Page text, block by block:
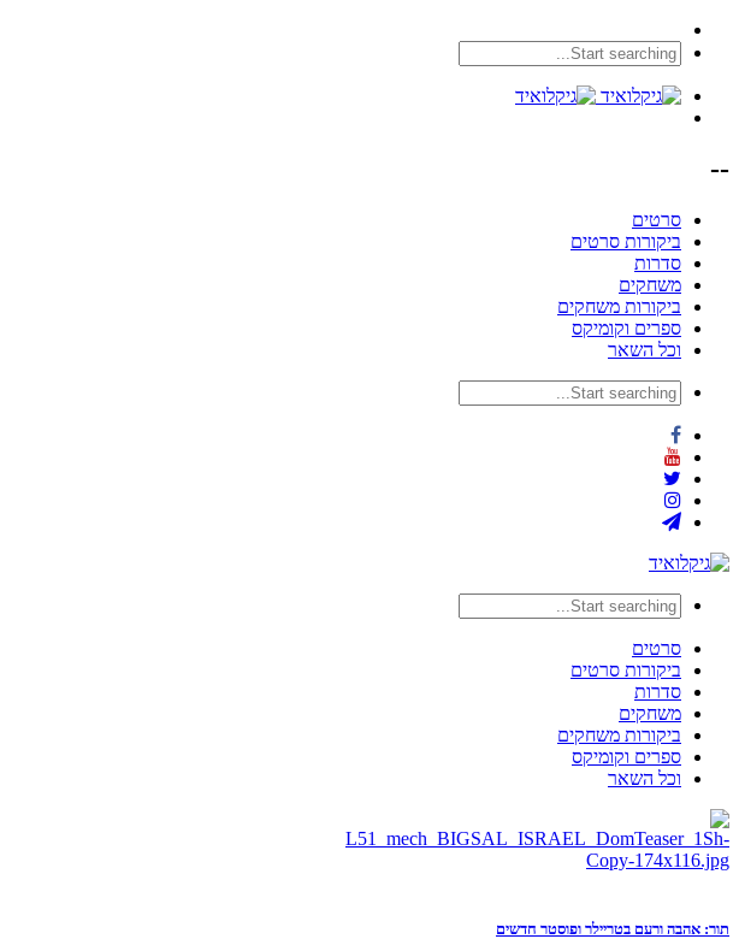
--
סרטים
ביקורות סרטים
סדרות
משחקים
ביקורות משחקים
ספרים וקומיקס
וכל השאר
סרטים
ביקורות סרטים
סדרות
משחקים
ביקורות משחקים
ספרים וקומיקס
וכל השאר
תור: אהבה ורעם בטריילר ופוסטר חדשים